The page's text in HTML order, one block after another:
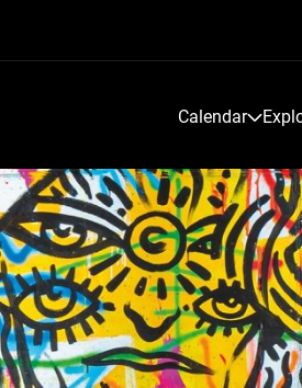
Calendar